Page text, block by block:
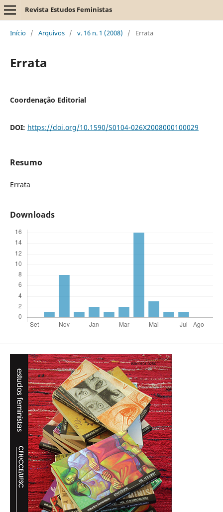
Revista Estudos Feministas
Início / Arquivos / v. 16 n. 1 (2008) / Errata
Errata
Coordenação Editorial
DOI: https://doi.org/10.1590/S0104-026X2008000100029
Resumo
Errata
Downloads